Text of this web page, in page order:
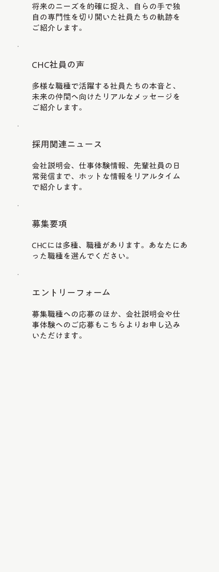
将来のニーズを的確に捉え、自らの手で独
自の専門性を切り開いた社員たちの軌跡を
ご紹介します。
CHC社員の声
多様な職種で活躍する社員たちの本音と、
未来の仲間へ向けたリアルなメッセージを
ご紹介します。
採用関連ニュース
会社説明会、仕事体験情報、先輩社員の日
常発信まで、ホットな情報をリアルタイム
で紹介します。
募集要項
CHCには多種、職種があります。あなたにあ
った職種を選んでください。
​エントリーフォーム
​募集職種への応募のほか、会社説明会や仕
事体験へのご応募もこちらよりお申し込み
いただけます。